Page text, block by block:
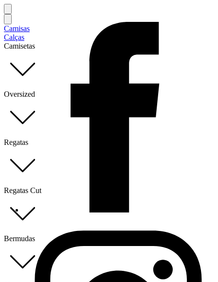
Camisas
Calças
Camisetas
Oversized
Regatas
Regatas Cut
Bermudas